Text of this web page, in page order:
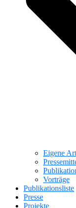
Eigene
Vorträge
Publikationsliste
Presse
Projekte